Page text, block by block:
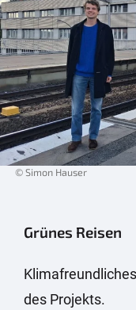
Grünes Reisen
des Projekts.
© Simon Hauser